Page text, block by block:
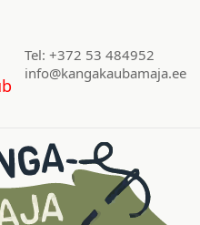
Tel: +372 53 484952
info@kangakaubamaja.ee